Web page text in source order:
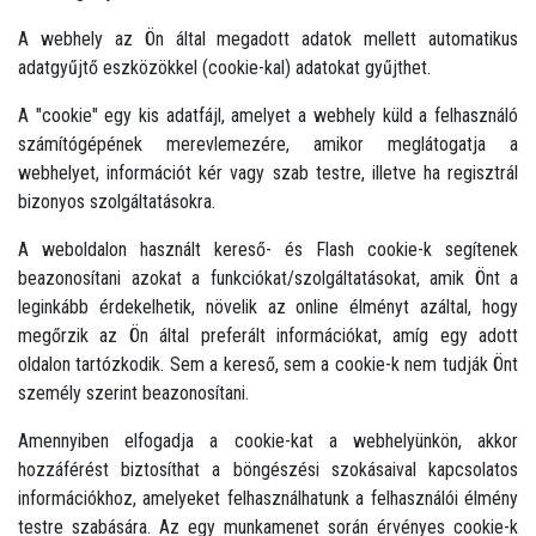
A webhely az Ön által megadott adatok mellett automatikus
adatgyűjtő eszközökkel (cookie-kal) adatokat gyűjthet.
A "cookie" egy kis adatfájl, amelyet a webhely küld a felhasználó
számítógépének merevlemezére, amikor meglátogatja a
webhelyet, információt kér vagy szab testre, illetve ha regisztrál
bizonyos szolgáltatásokra.
A weboldalon használt kereső- és Flash cookie-k segítenek
beazonosítani azokat a funkciókat/szolgáltatásokat, amik Önt a
leginkább érdekelhetik, növelik az online élményt azáltal, hogy
megőrzik az Ön által preferált információkat, amíg egy adott
oldalon tartózkodik. Sem a kereső, sem a cookie-k nem tudják Önt
személy szerint beazonosítani.
Amennyiben elfogadja a cookie-kat a webhelyünkön, akkor
hozzáférést biztosíthat a böngészési szokásaival kapcsolatos
információkhoz, amelyeket felhasználhatunk a felhasználói élmény
testre szabására. Az egy munkamenet során érvényes cookie-k